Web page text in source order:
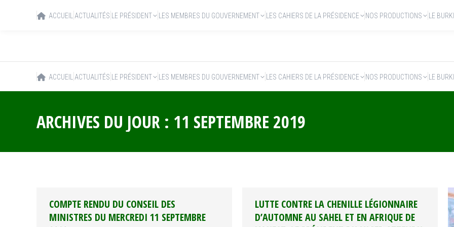
ACCUEIL ACTUALITÉS LE PRÉSIDENT LES MEMBRES DU GOUVERNEMENT LES CAHIERS DE LA PRÉSIDENCE NOS PRODUCTIONS LE
ARCHIVES DU JOUR : 11 SEPTEMBRE 2019
COMPTE RENDU DU CONSEIL DES
MINISTRES DU MERCREDI 11 SEPTEMBRE
LUTTE CONTRE LA CHENILLE LÉGIONNAIRE
D’AUTOMNE AU SAHEL ET EN AFRIQUE DE
ACCUEIL ACTUALITÉS LE PRÉSIDENT LES MEMBRES DU GOUVERNEMENT LES CAHIERS DE LA PRÉSIDENCE NOS PRODUCTIONS LE